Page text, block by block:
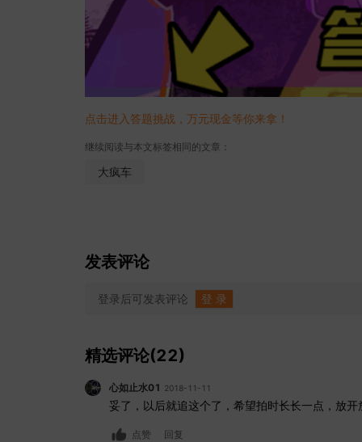
点击进入答题挑战，万元现金等你来拿！
继续阅读与本文标签相同的文章：
大疯车
发表评论
登录后可发表评论 登 录
精选评论(22)
心如止水01 2018-11-11
妥了，以后就追这个了，希望拍时长长一点，放
点赞 回复